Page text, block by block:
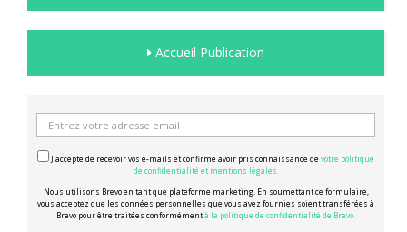
Accueil Publication
J'accepte de recevoir vos e-mails et confirme avoir pris connaissance de votre politique
de confidentialité et mentions légales.
Nous utilisons Brevo en tant que plateforme marketing. En soumettant ce formulaire,
vous acceptez que les données personnelles que vous avez fournies soient transférées à
Brevo pour être traitées conformémentà la politique de confidentialité de Brevo.